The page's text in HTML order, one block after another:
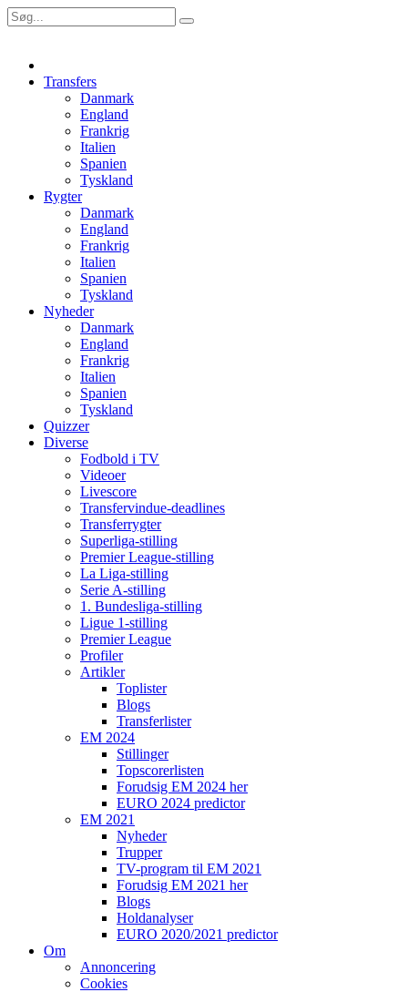
Transfers
Danmark
England
Frankrig
Italien
Spanien
Tyskland
Rygter
Danmark
England
Frankrig
Italien
Spanien
Tyskland
Nyheder
Danmark
England
Frankrig
Italien
Spanien
Tyskland
Quizzer
Diverse
Fodbold i TV
Videoer
Livescore
Transfervindue-deadlines
Transferrygter
Superliga-stilling
Premier League-stilling
La Liga-stilling
Serie A-stilling
1. Bundesliga-stilling
Ligue 1-stilling
Premier League
Profiler
Artikler
Toplister
Blogs
Transferlister
EM 2024
Stillinger
Topscorerlisten
Forudsig EM 2024 her
EURO 2024 predictor
EM 2021
Nyheder
Trupper
TV-program til EM 2021
Forudsig EM 2021 her
Blogs
Holdanalyser
EURO 2020/2021 predictor
Om
Annoncering
Cookies